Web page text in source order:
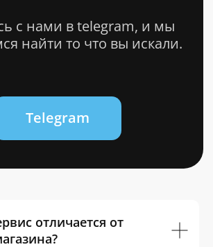
отличается от